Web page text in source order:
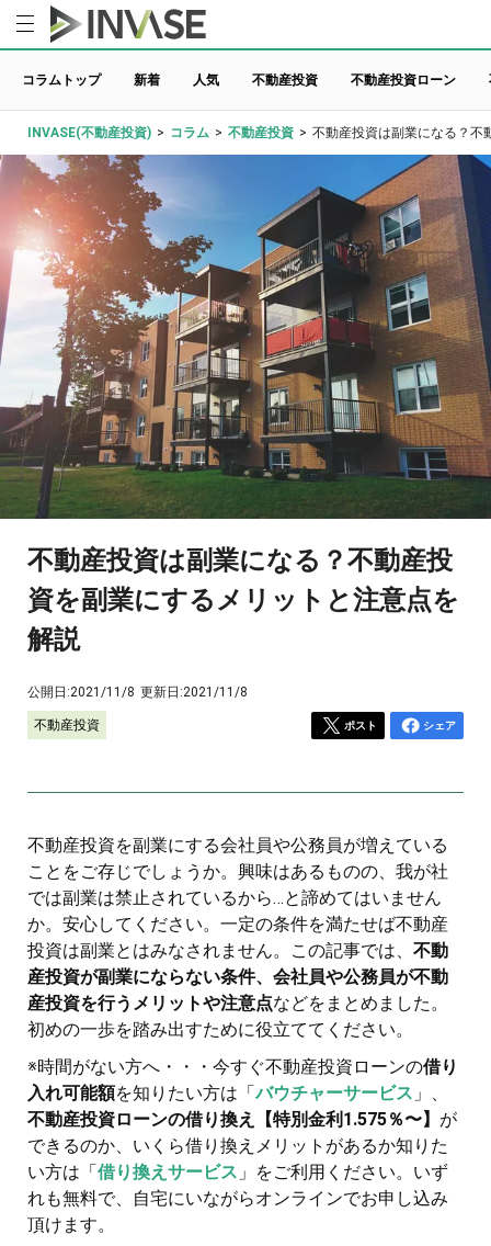
コラムトップ 新着 人気 不動産投資 不動産投資ローン
INVASE(不動産投資) > コラム > 不動産投資 > 不動産投資は副業になる？不
不動産投資は副業になる？不動産投
資を副業にするメリットと注意点を
解説
公開日:2021/11/8 更新日:2021/11/8
不動産投資 ポスト シェア
不動産投資を副業にする会社員や公務員が増えている
ことをご存じでしょうか。興味はあるものの、我が社
では副業は禁止されているから…と諦めてはいません
か。安心してください。一定の条件を満たせば不動産
投資は副業とはみなされません。この記事では、 不動
産投資が副業にならない条件、会社員や公務員が不動
産投資を行うメリットや注意点などをまとめました。
初めの一歩を踏み出すために役立ててください。
※時間がない方へ・・・今すぐ不動産投資ローンの借り
入れ可能額を知りたい方は「バウチャーサービス 」、
不動産投資ローンの借り換え【特別金利1.575％〜】 が
できるのか、いくら借り換えメリットがあるか知りた
い方は「借り換えサービス 」をご利用ください。いず
れも無料で、自宅にいながらオンラインでお申し込み
頂けます。